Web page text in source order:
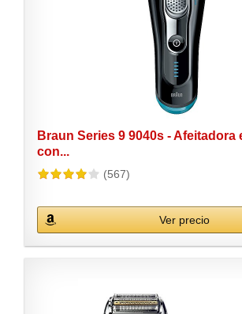
Braun Series 9 9040s - Afeitadora
con...
(567)
Ver precio